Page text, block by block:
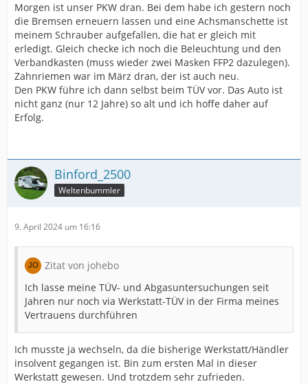
Morgen ist unser PKW dran. Bei dem habe ich gestern noch
die Bremsen erneuern lassen und eine Achsmanschette ist
meinem Schrauber aufgefallen, die hat er gleich mit
erledigt. Gleich checke ich noch die Beleuchtung und den
Verbandkasten (muss wieder zwei Masken FFP2 dazulegen).
Zahnriemen war im März dran, der ist auch neu.
Den PKW führe ich dann selbst beim TÜV vor. Das Auto ist
nicht ganz (nur 12 Jahre) so alt und ich hoffe daher auf
Erfolg.
Binford_2500
Weltenbummler
9. April 2024 um 16:16
Zitat von johebo
Ich lasse meine TÜV- und Abgasuntersuchungen seit
Jahren nur noch via Werkstatt-TÜV in der Firma meines
Vertrauens durchführen
Ich musste ja wechseln, da die bisherige Werkstatt/Händler
insolvent gegangen ist. Bin zum ersten Mal in dieser
Werkstatt gewesen. Und trotzdem sehr zufrieden.